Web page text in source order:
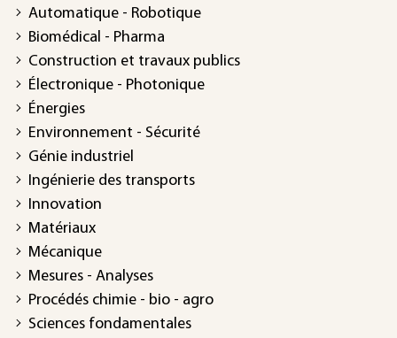
Automatique - Robotique
Biomédical - Pharma
Construction et travaux publics
Électronique - Photonique
Énergies
Environnement - Sécurité
Génie industriel
Ingénierie des transports
Innovation
Matériaux
Mécanique
Mesures - Analyses
Procédés chimie - bio - agro
Sciences fondamentales